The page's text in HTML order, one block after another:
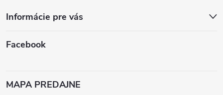
Informácie pre vás
Facebook
MAPA PREDAJNE